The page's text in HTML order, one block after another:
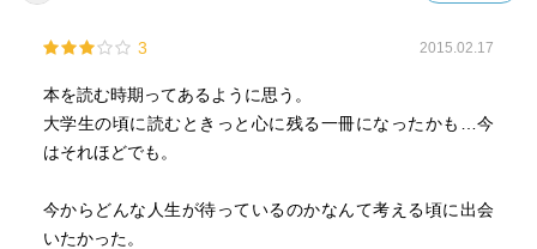
3 2015.02.17
本を読む時期ってあるように思う。
大学生の頃に読むときっと心に残る一冊になったかも…今
はそれほどでも。
今からどんな人生が待っているのかなんて考える頃に出会
いたかった。